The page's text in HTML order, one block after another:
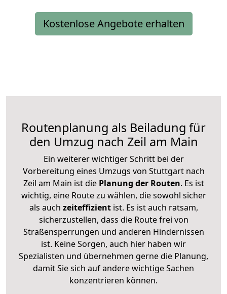
Kostenlose Angebote erhalten
Routenplanung als Beiladung für
den Umzug nach Zeil am Main
Ein weiterer wichtiger Schritt bei der
Vorbereitung eines Umzugs von Stuttgart nach
Zeil am Main ist diePlanung der Routen. Es ist
wichtig, eine Route zu wählen, die sowohl sicher
als auch zeiteffizientist. Es ist auch ratsam,
sicherzustellen, dass die Route frei von
Straßensperrungen und anderen Hindernissen
ist. Keine Sorgen, auch hier haben wir
Spezialisten und übernehmen gerne die Planung,
damit Sie sich auf andere wichtige Sachen
konzentrieren können.